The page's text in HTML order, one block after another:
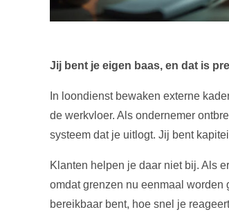
Jij bent je eigen baas, en dat is
In loondienst bewaken externe
de werkvloer. Als ondernemer
systeem dat je uitlogt. Jij bent
Klanten helpen je daar niet bij. Als
omdat grenzen nu eenmaal
bereikbaar bent, hoe snel je